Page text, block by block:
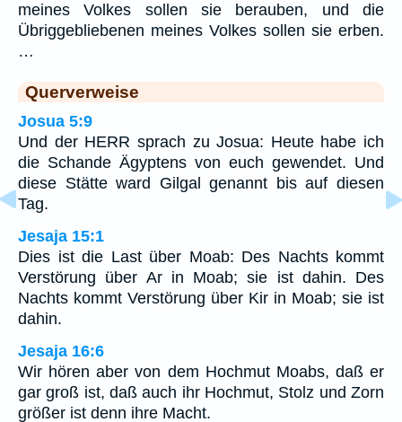
meines Volkes sollen sie berauben, und die
Übriggebliebenen meines Volkes sollen sie erben.
…
Querverweise
Josua 5:9
Und der HERR sprach zu Josua: Heute habe ich
die Schande Ägyptens von euch gewendet. Und
diese Stätte ward Gilgal genannt bis auf diesen
Tag.
Jesaja 15:1
Dies ist die Last über Moab: Des Nachts kommt
Verstörung über Ar in Moab; sie ist dahin. Des
Nachts kommt Verstörung über Kir in Moab; sie ist
dahin.
Jesaja 16:6
Wir hören aber von dem Hochmut Moabs, daß er
gar groß ist, daß auch ihr Hochmut, Stolz und Zorn
größer ist denn ihre Macht.